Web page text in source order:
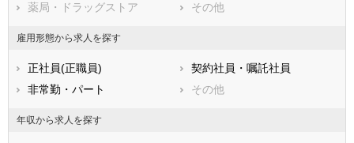
相模原市南区
市部
鎌倉市
藤沢市
小田原市
茅ヶ崎市
逗子市
薬局・ドラッグストア
その他
雇用形態から求人を探す
正社員(正職員)
契約社員・嘱託社員
非常勤・パート
その他
年収から求人を探す